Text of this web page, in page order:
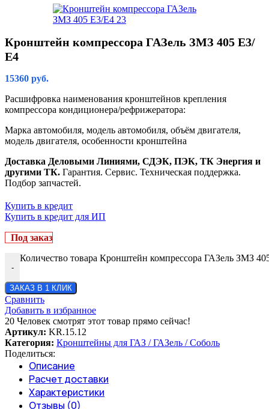
Кронштейн компрессора ГАЗель ЗМЗ 405 Е3/
Е4
15360 руб.
Расшифровка наименования кронштейнов крепления
компрессора кондиционера/рефрижератора:
Марка автомобиля, модель автомобиля, объём двигателя,
модель двигателя, особенности кронштейна
Доставка Деловыми Линиями, СДЭК, ПЭК, ТК Энергия и
другими ТК. Гарантия. Сервис. Техническая поддержка.
Подбор запчастей.
Купить в кредит
Купить в кредит для ИП
Под заказ
-
Количество товара Кронштейн компрессора ГАЗель ЗМЗ
ЗАКАЗ В 1 КЛИК
Сравнить
Добавить в избранное
20 Человек смотрят этот товар прямо сейчас!
Артикул: KR.15.12
Категория: Кронштейны для ГАЗ / ГАЗель / Соболь
Поделиться:
Описание
Расчет доставки
Характеристики
Отзывы (0)